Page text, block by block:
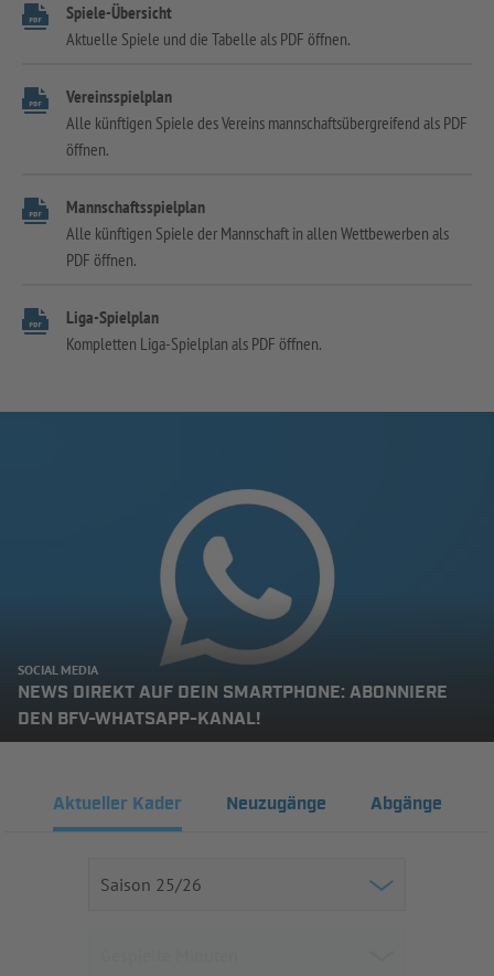
Spiele-Übersicht
Aktuelle Spiele und die Tabelle als PDF öffnen.
Vereinsspielplan
Alle künftigen Spiele des Vereins mannschaftsübergreifend als PDF
öffnen.
Mannschaftsspielplan
Alle künftigen Spiele der Mannschaft in allen Wettbewerben als
PDF öffnen.
Liga-Spielplan
Kompletten Liga-Spielplan als PDF öffnen.
SOCIAL MEDIA
NEWS DIREKT AUF DEIN SMARTPHONE: ABONNIERE
DEN BFV-WHATSAPP-KANAL!
Aktueller Kader Neuzugänge Abgänge